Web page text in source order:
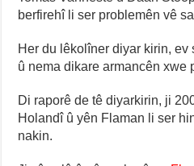
berfirehî li ser problemên vê
Her du lêkolîner diyar kirin,
û nema dikare armancên xwe
Di raporê de tê diyarkirin, ji
Holandî û yên Flaman li ser
nakin.